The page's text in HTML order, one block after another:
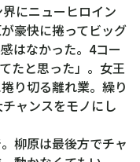
にニューヒロイン
豪快に捲ってビッグ
はなかった。4コー
たと思った」。女王
り切る離れ業。繰り
ャンスをモノにし
柳原は最後方でチャ